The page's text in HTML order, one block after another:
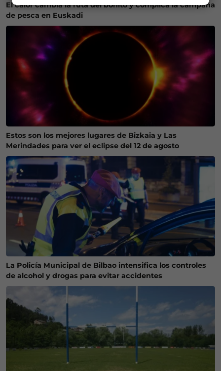
El calor cambia la ruta del bonito y complica la campaña
de pesca en Euskadi
Estos son los mejores lugares de Bizkaia y Las
Merindades para ver el eclipse del 12 de agosto
La Policía Municipal de Bilbao intensifica los controles
de alcohol y drogas para evitar accidentes